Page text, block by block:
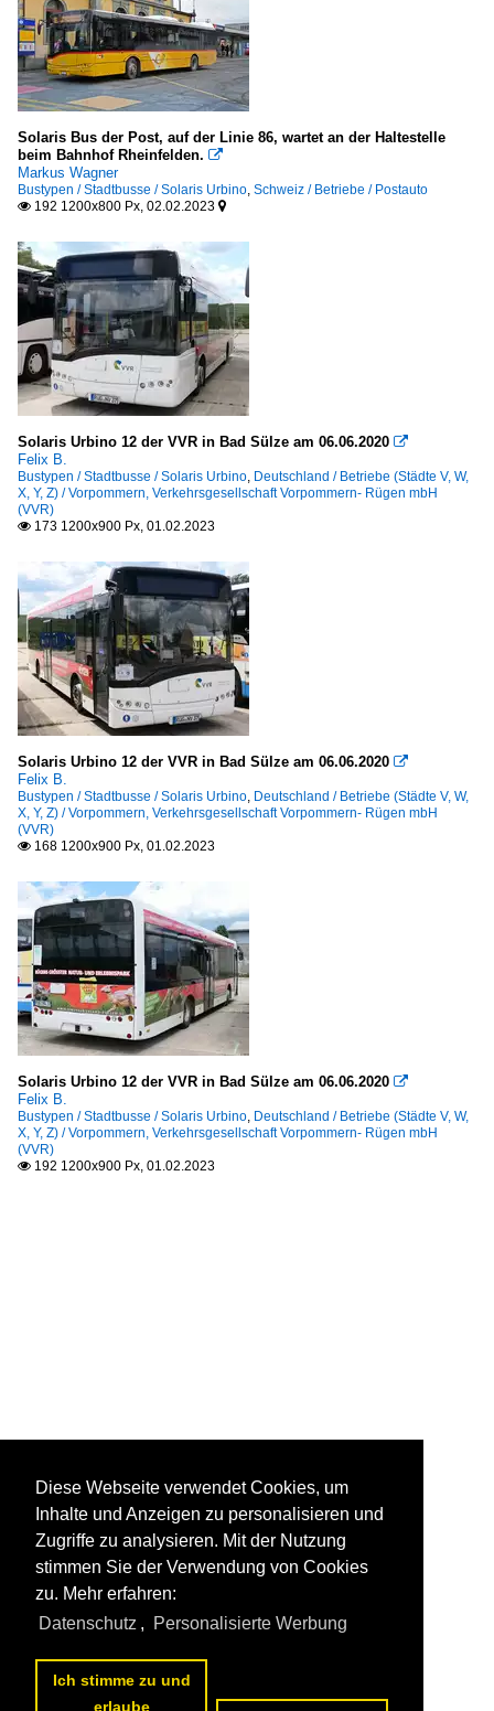
Solaris Bus der Post, auf der Linie 86, wartet an der Haltestelle
beim Bahnhof Rheinfelden. 
Markus Wagner
Bustypen / Stadtbusse / Solaris Urbino, Schweiz / Betriebe / Postauto
 192 1200x800 Px, 02.02.2023 
Solaris Urbino 12 der VVR in Bad Sülze am 06.06.2020 
Felix B.
Bustypen / Stadtbusse / Solaris Urbino, Deutschland / Betriebe (Städte V, W,
X, Y, Z) / Vorpommern, Verkehrsgesellschaft Vorpommern- Rügen mbH
(VVR)
 173 1200x900 Px, 01.02.2023
Solaris Urbino 12 der VVR in Bad Sülze am 06.06.2020 
Felix B.
Bustypen / Stadtbusse / Solaris Urbino, Deutschland / Betriebe (Städte V, W,
X, Y, Z) / Vorpommern, Verkehrsgesellschaft Vorpommern- Rügen mbH
(VVR)
 168 1200x900 Px, 01.02.2023
Solaris Urbino 12 der VVR in Bad Sülze am 06.06.2020 
Felix B.
Bustypen / Stadtbusse / Solaris Urbino, Deutschland / Betriebe (Städte V, W,
X, Y, Z) / Vorpommern, Verkehrsgesellschaft Vorpommern- Rügen mbH
(VVR)
 192 1200x900 Px, 01.02.2023
Diese Webseite verwendet Cookies, um
Inhalte und Anzeigen zu personalisieren und
Zugriffe zu analysieren. Mit der Nutzung
stimmen Sie der Verwendung von Cookies
zu. Mehr erfahren:
Datenschutz , Personalisierte Werbung
Ich stimme zu und
erlaube